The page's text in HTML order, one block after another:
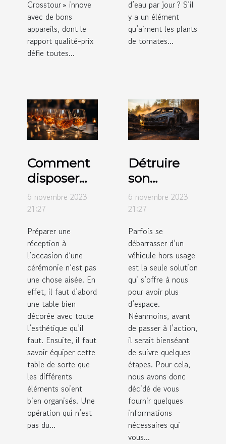
Crosstour » innove
avec de bons
appareils, dont le
rapport qualité-prix
défie toutes...
d’eau par jour ? S’il
y a un élément
qu’aiment les plants
de tomates...
Comment
disposer
des verres
sur des
réception ?
6 novembre 2023
21:27
Préparer une
réception à
l’occasion d’une
cérémonie n’est pas
une chose aisée. En
effet, il faut d’abord
une table bien
décorée avec toute
l’esthétique qu’il
faut. Ensuite, il faut
savoir équiper cette
table de sorte que
les différents
éléments soient
bien organisés. Une
opération qui n’est
pas du...
Détruire
son
véhicule
hors usage
y procédé ?
6 novembre 2023
21:27
Parfois se
débarrasser d’un
véhicule hors usage
est la seule solution
qui s’offre à nous
pour avoir plus
d’espace.
Néanmoins, avant
de passer à l’action,
il serait bienséant
de suivre quelques
étapes. Pour cela,
nous avons donc
décidé de vous
fournir quelques
informations
nécessaires qui
vous...